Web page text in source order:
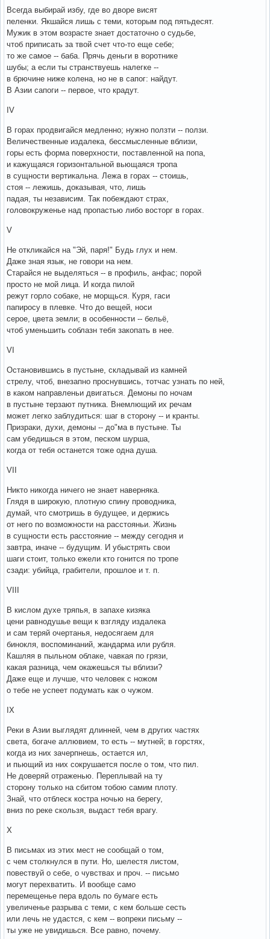
Всегда выбирай избу, где во дворе висят
пеленки. Якшайся лишь с теми, которым под пятьдесят.
Мужик в этом возрасте знает достаточно о судьбе,
чтоб приписать за твой счет что-то еще себе;
то же самое -- баба. Прячь деньги в воротнике
шубы; а если ты странствуешь налегке --
в брючине ниже колена, но не в сапог: найдут.
В Азии сапоги -- первое, что крадут.
IV
В горах продвигайся медленно; нужно ползти -- ползи.
Величественные издалека, бессмысленные вблизи,
горы есть форма поверхности, поставленной на попа,
и кажущаяся горизонтальной вьющаяся тропа
в сущности вертикальна. Лежа в горах -- стоишь,
стоя -- лежишь, доказывая, что, лишь
падая, ты независим. Так побеждают страх,
головокруженье над пропастью либо восторг в горах.
V
Не откликайся на "Эй, паря!" Будь глух и нем.
Даже зная язык, не говори на нем.
Старайся не выделяться -- в профиль, анфас; порой
просто не мой лица. И когда пилой
режут горло собаке, не морщься. Куря, гаси
папиросу в плевке. Что до вещей, носи
серое, цвета земли; в особенности -- бельё,
чтоб уменьшить соблазн тебя закопать в нее.
VI
Остановившись в пустыне, складывай из камней
стрелу, чтоб, внезапно проснувшись, тотчас узнать по ней,
в каком направленьи двигаться. Демоны по ночам
в пустыне терзают путника. Внемлющий их речам
может легко заблудиться: шаг в сторону -- и кранты.
Призраки, духи, демоны -- до"ма в пустыне. Ты
сам убедишься в этом, песком шурша,
когда от тебя останется тоже одна душа.
VII
Никто никогда ничего не знает наверняка.
Глядя в широкую, плотную спину проводника,
думай, что смотришь в будущее, и держись
от него по возможности на расстояньи. Жизнь
в сущности есть расстояние -- между сегодня и
завтра, иначе -- будущим. И убыстрять свои
шаги стоит, только ежели кто гонится по тропе
сзади: убийца, грабители, прошлое и т. п.
VIII
В кислом духе тряпья, в запахе кизяка
цени равнодушье вещи к взгляду издалека
и сам теряй очертанья, недосягаем для
бинокля, воспоминаний, жандарма или рубля.
Кашляя в пыльном облаке, чавкая по грязи,
какая разница, чем окажешься ты вблизи?
Даже еще и лучше, что человек с ножом
о тебе не успеет подумать как о чужом.
IX
Реки в Азии выглядят длинней, чем в других частях
света, богаче аллювием, то есть -- мутней; в горстях,
когда из них зачерпнешь, остается ил,
и пьющий из них сокрушается после о том, что пил.
Не доверяй отраженью. Переплывай на ту
сторону только на сбитом тобою самим плоту.
Знай, что отблеск костра ночью на берегу,
вниз по реке скользя, выдаст тебя врагу.
X
В письмах из этих мест не сообщай о том,
с чем столкнулся в пути. Но, шелестя листом,
повествуй о себе, о чувствах и проч. -- письмо
могут перехватить. И вообще само
перемещенье пера вдоль по бумаге есть
увеличенье разрыва с теми, с кем больше сесть
или лечь не удастся, с кем -- вопреки письму --
ты уже не увидишься. Все равно, почему.